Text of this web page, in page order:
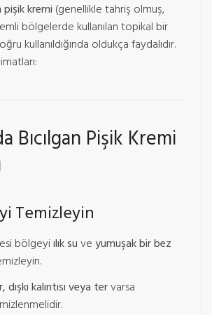
pişik kremi (genellikle tahriş olmuş,
bölgelerde kullanılan topikal bir
kullanıldığında oldukça faydalıdır.
Bıcılgan Pişik Kremi
Temizleyin
bölgeyiılık suveyumuşak bir bez
dışkı kalıntısı veya tervarsa